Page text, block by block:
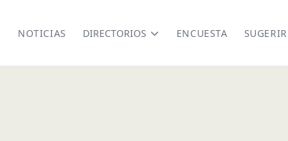
NOTICIAS DIRECTORIOS ENCUESTA SUGERIR